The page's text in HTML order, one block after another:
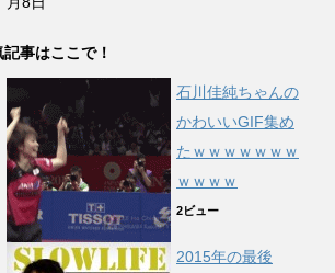
記事はここで！
石川佳純ちゃんの
かわいいGIF集め
たｗｗｗｗｗｗｗ
ｗｗｗｗ
2ビュー
2015年の最後